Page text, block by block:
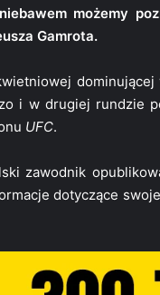
możemy
Gamrota.
i w drugiej rundzie
UFC.
zawodnik
dotyczące